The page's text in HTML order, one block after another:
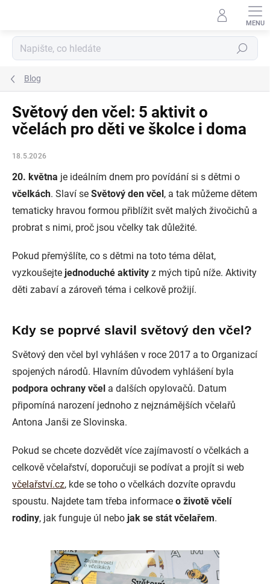
Hledat
Blog
Světový den včel: 5 aktivit o
včelách pro děti ve školce i doma
18.5.2026
20. května je ideálním dnem pro povídání si s dětmi o
včelkách. Slaví se Světový den včel, a tak můžeme dětem
tematicky hravou formou přiblížit svět malých živočichů a
probrat s nimi, proč jsou včelky tak důležité.
Pokud přemýšlíte, co s dětmi na toto téma dělat,
vyzkoušejte jednoduché aktivity z mých tipů níže. Aktivity
děti zabaví a zároveň téma i celkově prožijí.
Kdy se poprvé slavil světový den včel?
Světový den včel byl vyhlášen v roce 2017 a to Organizací
spojených národů. Hlavním důvodem vyhlášení byla
podpora ochrany včel a dalších opylovačů. Datum
připomíná narození jednoho z nejznámějších včelařů
Antona Janši ze Slovinska.
Pokud se chcete dozvědět více zajímavostí o včelkách a
celkově včelařství, doporučuji se podívat a projít si web
včelařství.cz, kde se toho o včelkách dozvíte opravdu
spoustu. Najdete tam třeba informace o životě včelí
rodiny, jak funguje úl nebo jak se stát včelařem.